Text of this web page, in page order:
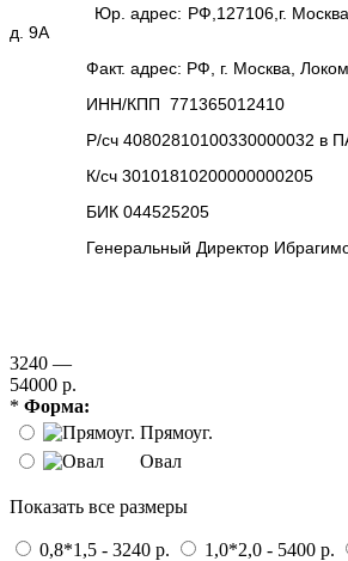
Юр. адрес: РФ,127106,г. Москва,
д. 9А
Факт. адрес: РФ, г. Москва,
ИНН/КПП 771365012410
Р/сч 40802810100330000032 в
К/сч 30101810200000000205
БИК 044525205
Генеральный Директор
3240 —
54000 р.
* Форма:
Прямоуг.
Овал
Показать все размеры
0,8*1,5 - 3240 р. 1,0*2,0 - 5400 р.